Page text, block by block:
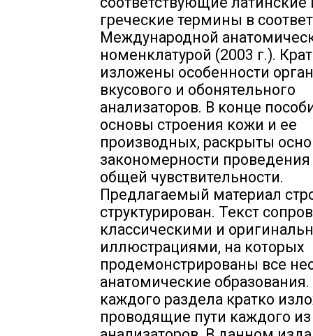
греческие термины в
Международной
номенклатурой (2003 г.).
изложены особенности
вкусового и обонятельного
анализаторов. В конце
основы строения кожи и ее
производных, раскрыты
закономерности
общей чувствительности.
Предлагаемый материал
структурирован. Текст
классическими и
иллюстрациями, на которых
продемонстрированы все
анатомические
каждого раздела кратко
проводящие пути каждого из